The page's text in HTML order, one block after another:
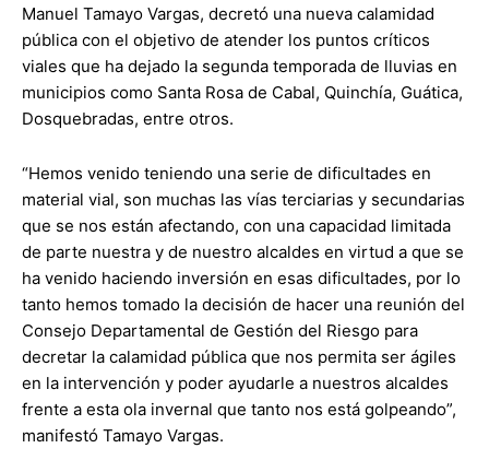
Manuel Tamayo Vargas, decretó una nueva calamidad
pública con el objetivo de atender los puntos críticos
viales que ha dejado la segunda temporada de lluvias en
municipios como Santa Rosa de Cabal, Quinchía, Guática,
Dosquebradas, entre otros.
“Hemos venido teniendo una serie de dificultades en
material vial, son muchas las vías terciarias y secundarias
que se nos están afectando, con una capacidad limitada
de parte nuestra y de nuestro alcaldes en virtud a que se
ha venido haciendo inversión en esas dificultades, por lo
tanto hemos tomado la decisión de hacer una reunión del
Consejo Departamental de Gestión del Riesgo para
decretar la calamidad pública que nos permita ser ágiles
en la intervención y poder ayudarle a nuestros alcaldes
frente a esta ola invernal que tanto nos está golpeando”,
manifestó Tamayo Vargas.